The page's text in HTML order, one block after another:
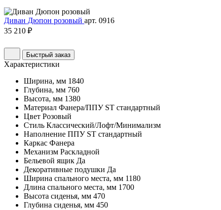
Диван Дюпон розовый арт. 0916
35 210 ₽
Быстрый заказ
Характеристики
Ширина, мм 1840
Глубина, мм 760
Высота, мм 1380
Материал Фанера/ППУ ST стандартный
Цвет Розовый
Стиль Классический/Лофт/Минимализм
Наполнение ППУ ST стандартный
Каркас Фанера
Механизм Раскладной
Бельевой ящик Да
Декоративные подушки Да
Ширина спального места, мм 1180
Длина спального места, мм 1700
Высота сиденья, мм 470
Глубина сиденья, мм 450